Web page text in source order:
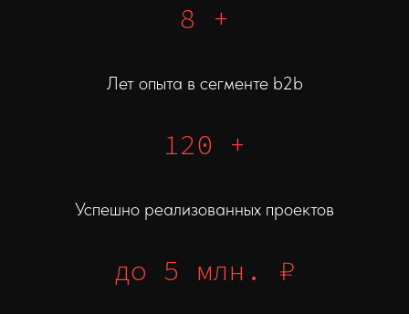
8 +
Лет опыта в сегменте b2b
120 +
Успешно реализованных проектов
до 5 млн. ₽